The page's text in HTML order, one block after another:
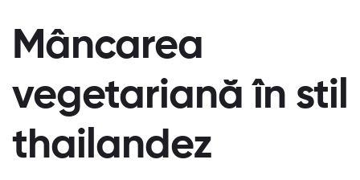
Mâncarea
vegetariană în stil
thailandez